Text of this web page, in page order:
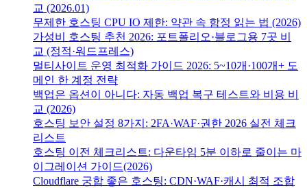
교 (2026.01)
무제한 호스팅 CPU IO 제한: 약관 속 함정 읽는 법 (2026)
가성비 호스팅 추천 2026: 포트폴리오·블로그용 7곳 비
교 (정적·워드프레스)
멀티사이트 운영 최적화 가이드 2026: 5~10개·100개+ 도
메인 한 계정 전략
백업은 옵션이 아니다: 자동 백업 복구 테스트와 비용 비
교 (2026)
호스팅 보안 설정 8가지: 2FA·WAF·권한 2026 실전 체크
리스트
호스팅 이전 체크리스트: 다운타임 5분 이하로 줄이는 마
이그레이션 가이드(2026)
Cloudflare 궁합 좋은 호스팅: CDN·WAF·캐시 최적 조합